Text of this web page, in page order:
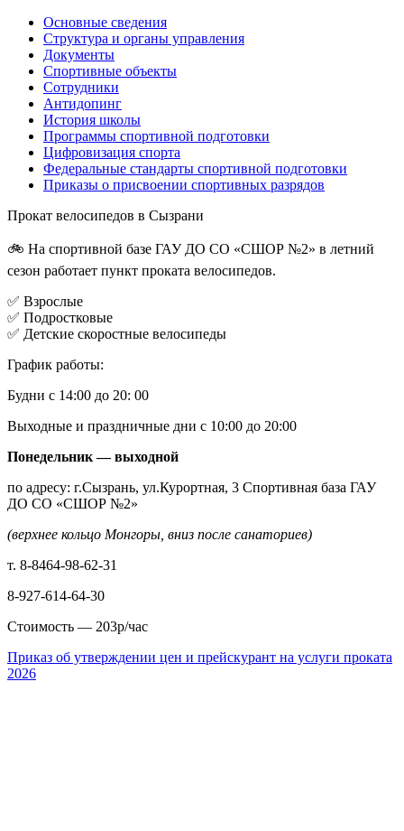
Основные сведения
Структура и органы управления
Документы
Спортивные объекты
Сотрудники
Антидопинг
История школы
Программы спортивной подготовки
Цифровизация спорта
Федеральные стандарты спортивной подготовки
Приказы о присвоении спортивных разрядов
Прокат велосипедов в Сызрани
🚲 На спортивной базе ГАУ ДО СО «СШОР №2» в летний
сезон работает пункт проката велосипедов.
✅ Взрослые
✅ Подростковые
✅ Детские скоростные велосипеды
График работы:
Будни с 14:00 до 20: 00
Выходные и праздничные дни с 10:00 до 20:00
Понедельник — выходной
по адресу: г.Сызрань, ул.Курортная, 3 Спортивная база ГАУ
ДО СО «СШОР №2»
(верхнее кольцо Монгоры, вниз после санаториев)
т. 8-8464-98-62-31
8-927-614-64-30
Стоимость — 203р/час
Приказ об утверждении цен и прейскурант на услуги проката
2026